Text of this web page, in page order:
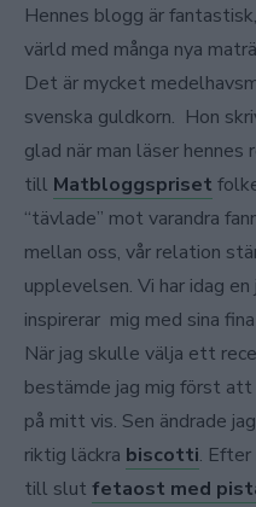
Hennes blogg är
värld med många nya
Det är mycket
svenska guldkorn. Hon
glad när man läser hennes
till Matbloggspriset
“tävlade” mot varandra
mellan oss, vår relation
upplevelsen. Vi har idag
inspirerar mig med sina
När jag skulle välja ett
bestämde jag mig först att
på mitt vis. Sen ändrade
riktig läckra biscotti.
till slut fetaost med